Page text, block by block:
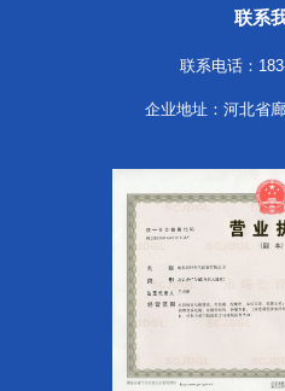
联系
联系电话：
企业地址：河北省